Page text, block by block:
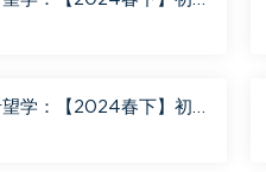
望学：【2024春下】初